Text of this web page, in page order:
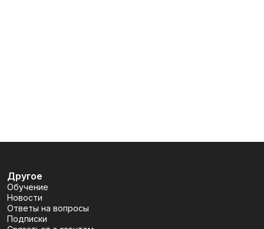
Другое
Обучение
Новости
Ответы на вопросы
Подписки